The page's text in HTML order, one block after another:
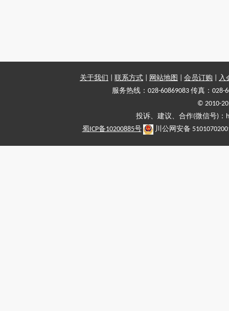
关于我们 联系方式 网站地图 会员订购
入
服务热线：028-60869083 传真：028-
© 2010-
投诉、建议、合作(微信号)
蜀ICP备10200885号
川公网安备